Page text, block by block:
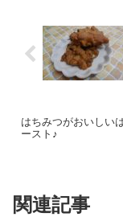
はちみつがおいしい
ースト♪
関連記事